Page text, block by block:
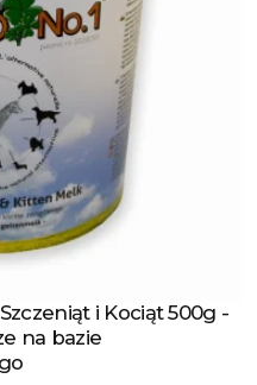
i Kociąt 500g -
na bazie